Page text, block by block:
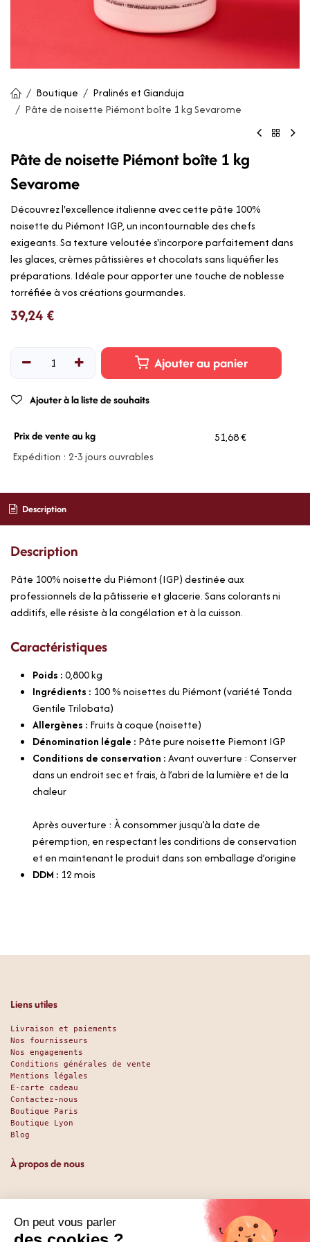
Boutique
Pralinés et Gianduja
Pâte de noisette Piémont boîte 1 kg Sevarome
Pâte de noisette Piémont boîte 1 kg
Sevarome
Découvrez l'excellence italienne avec cette pâte 100%
noisette du Piémont IGP, un incontournable des chefs
exigeants. Sa texture veloutée s'incorpore parfaitement dans
les glaces, crèmes pâtissières et chocolats sans liquéfier les
préparations. Idéale pour apporter une touche de noblesse
torréfiée à vos créations gourmandes.
39,24 €
Ajouter au panier
Ajouter à la liste de souhaits
Prix de vente au kg
51,68 €
Expédition : 2-3 jours ouvrables
Description
Description
Pâte 100% noisette du Piémont (IGP) destinée aux
professionnels de la pâtisserie et glacerie. Sans colorants ni
additifs, elle résiste à la congélation et à la cuisson.
Caractéristiques
Poids :0,800kg
Ingrédients : 100 % noisettes du Piémont (variété Tonda
Gentile Trilobata)
Allergènes : Fruits à coque (noisette)
Dénomination légale : Pâte pure noisette Piemont IGP
Conditions de conservation :Avant ouverture : Conserver
dans un endroit sec et frais, à l’abri de la lumière et de la
chaleur
Après ouverture : À consommer jusqu’à la date de
péremption, en respectant les conditions de conservation
et en maintenant le produit dans son emballage d’origine
DDM : 12 mois
Liens utiles
Livraison et paiements
Nos fournisseurs
Nos engagements
Conditions générales de vente
Mentions légales
E-carte cadeau
Contactez-nous
Boutique Paris
Boutique Lyon
Blog
À propos de nous
Depuis 1951, nous accueillons les gourmands et les gourmets
en leur promettant des produits de qualité au meilleur
prix. Que vous soyez des pros ou des particuliers, que vous